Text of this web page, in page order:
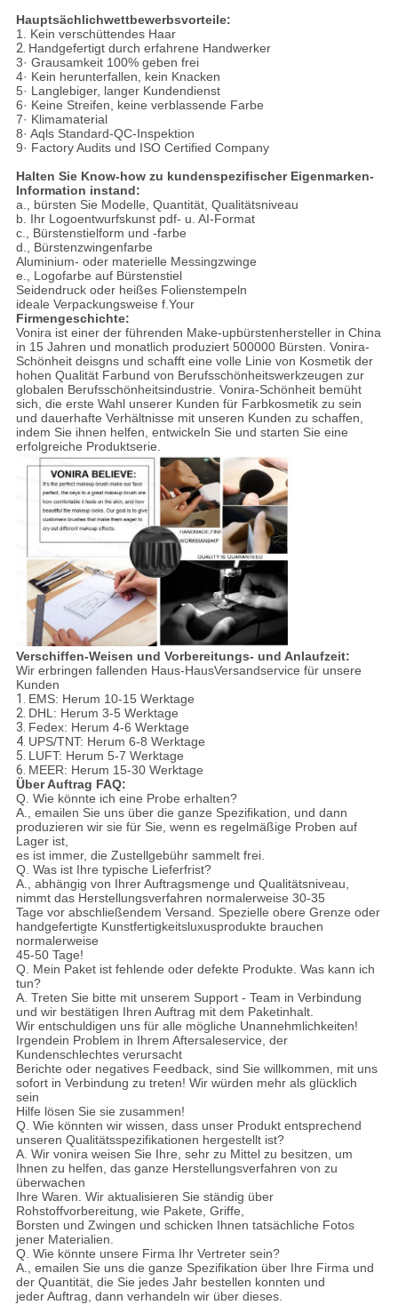
Hauptsächlichwettbewerbsvorteile:
1. Kein verschüttendes Haar
2. Handgefertigt durch erfahrene Handwerker
3· Grausamkeit 100% geben frei
4· Kein herunterfallen, kein Knacken
5· Langlebiger, langer Kundendienst
6· Keine Streifen, keine verblassende Farbe
7· Klimamaterial
8· Aqls Standard-QC-Inspektion
9· Factory Audits und ISO Certified Company
Halten Sie Know-how zu kundenspezifischer Eigenmarken-
Information instand:
a., bürsten Sie Modelle, Quantität, Qualitätsniveau
b. Ihr Logoentwurfskunst pdf- u. AI-Format
c., Bürstenstielform und -farbe
d., Bürstenzwingenfarbe
Aluminium- oder materielle Messingzwinge
e., Logofarbe auf Bürstenstiel
Seidendruck oder heißes Folienstempeln
ideale Verpackungsweise f.Your
Firmengeschichte:
Vonira ist einer der führenden Make-upbürstenhersteller in China
in 15 Jahren und monatlich produziert 500000 Bürsten. Vonira-
Schönheit deisgns und schafft eine volle Linie von Kosmetik der
hohen Qualität Farbund von Berufsschönheitswerkzeugen zur
globalen Berufsschönheitsindustrie. Vonira-Schönheit bemüht
sich, die erste Wahl unserer Kunden für Farbkosmetik zu sein
und dauerhafte Verhältnisse mit unseren Kunden zu schaffen,
indem Sie ihnen helfen, entwickeln Sie und starten Sie eine
erfolgreiche Produktserie.
Verschiffen-Weisen und Vorbereitungs- und Anlaufzeit:
Wir erbringen fallenden Haus-HausVersandservice für unsere
Kunden
1. EMS: Herum 10-15 Werktage
2. DHL: Herum 3-5 Werktage
3. Fedex: Herum 4-6 Werktage
4. UPS/TNT: Herum 6-8 Werktage
5. LUFT: Herum 5-7 Werktage
6. MEER: Herum 15-30 Werktage
Über Auftrag FAQ:
Q. Wie könnte ich eine Probe erhalten?
A., emailen Sie uns über die ganze Spezifikation, und dann
produzieren wir sie für Sie, wenn es regelmäßige Proben auf
Lager ist,
es ist immer, die Zustellgebühr sammelt frei.
Q. Was ist Ihre typische Lieferfrist?
A., abhängig von Ihrer Auftragsmenge und Qualitätsniveau,
nimmt das Herstellungsverfahren normalerweise 30-35
Tage vor abschließendem Versand. Spezielle obere Grenze oder
handgefertigte Kunstfertigkeitsluxusprodukte brauchen
normalerweise
45-50 Tage!
Q. Mein Paket ist fehlende oder defekte Produkte. Was kann ich
tun?
A. Treten Sie bitte mit unserem Support - Team in Verbindung
und wir bestätigen Ihren Auftrag mit dem Paketinhalt.
Wir entschuldigen uns für alle mögliche Unannehmlichkeiten!
Irgendein Problem in Ihrem Aftersaleservice, der
Kundenschlechtes verursacht
Berichte oder negatives Feedback, sind Sie willkommen, mit uns
sofort in Verbindung zu treten! Wir würden mehr als glücklich
sein
Hilfe lösen Sie sie zusammen!
Q. Wie könnten wir wissen, dass unser Produkt entsprechend
unseren Qualitätsspezifikationen hergestellt ist?
A. Wir vonira weisen Sie Ihre, sehr zu Mittel zu besitzen, um
Ihnen zu helfen, das ganze Herstellungsverfahren von zu
überwachen
Ihre Waren. Wir aktualisieren Sie ständig über
Rohstoffvorbereitung, wie Pakete, Griffe,
Borsten und Zwingen und schicken Ihnen tatsächliche Fotos
jener Materialien.
Q. Wie könnte unsere Firma Ihr Vertreter sein?
A., emailen Sie uns die ganze Spezifikation über Ihre Firma und
der Quantität, die Sie jedes Jahr bestellen konnten und
jeder Auftrag, dann verhandeln wir über dieses.